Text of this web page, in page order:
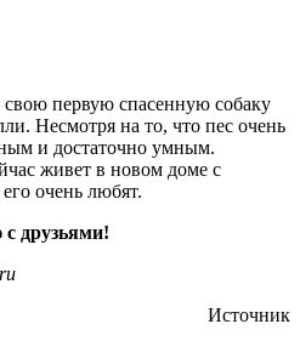
первую спасенную собаку
Несмотря на то, что пес очень
и достаточно умным.
живет в новом доме с
очень любят.
с друзьями!
Источник